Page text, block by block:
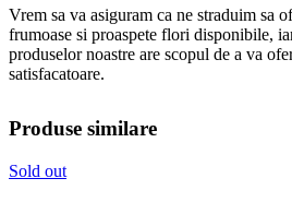
Vrem sa va asiguram ca ne straduim sa
frumoase si proaspete flori disponibile,
produselor noastre are scopul de a va
satisfacatoare.
Produse similare
Sold out